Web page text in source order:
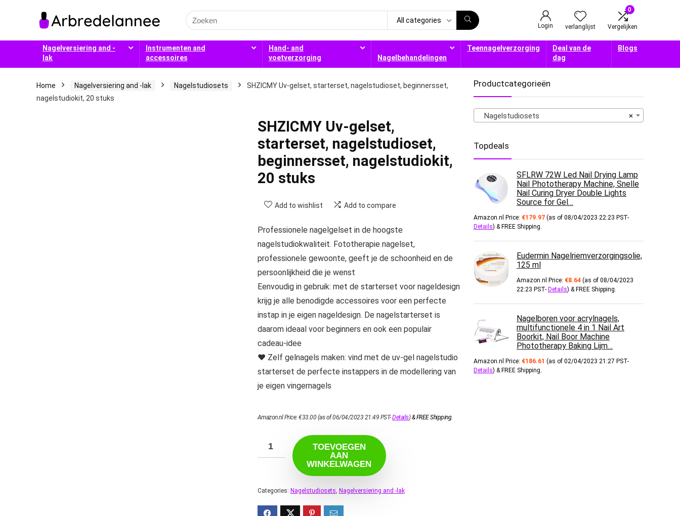
Search
for:
All categories
Login verlanglijst
0
Vergelijken
Nagelversiering and -
lak
Instrumenten and
accessoires
Hand- and
voetverzorging
Nagelbehandelingen
Teennagelverzorging
Deal van de
dag
Blogs
Home Nagelversiering and -lak Nagelstudiosets
SHZICMY Uv-gelset, starterset, nagelstudioset, beginnersset,
nagelstudiokit, 20 stuks
SHZICMY Uv-gelset,
starterset, nagelstudioset,
beginnersset, nagelstudiokit,
20 stuks
Add to wishlist Add to compare
Professionele nagelgelset in de hoogste
nagelstudiokwaliteit. Fototherapie nagelset,
professionele gewoonte, geeft je de schoonheid en de
persoonlijkheid die je wenst
Eenvoudig in gebruik: met de starterset voor nageldesign
krijg je alle benodigde accessoires voor een perfecte
instap in je eigen nageldesign. De nagelstarterset is
daarom ideaal voor beginners en ook een populair
cadeau-idee
❤️ Zelf gelnagels maken: vind met de uv-gel nagelstudio
starterset de perfecte instappers in de modellering van
je eigen vingernagels
Amazon.nl Price:€33.00(as of 06/04/2023 21:49 PST-Details)&FREE Shipping.
TOEVOEGEN
AAN
WINKELWAGEN
Categories: Nagelstudiosets, Nagelversiering and -lak
Productcategorieën
×
Nagelstudiosets
Topdeals
SFLRW 72W Led Nail Drying Lamp
Nail Phototherapy Machine, Snelle
Nail Curing Dryer Double Lights
Source for Gel…
Amazon.nl Price: €179.97 (as of 08/04/2023 22:23 PST-
Details) & FREE Shipping.
Eudermin Nagelriemverzorgingsolie,
125 ml
Amazon.nl Price: €8.64 (as of 08/04/2023
22:23 PST- Details) & FREE Shipping.
Nagelboren voor acrylnagels,
multifunctionele 4 in 1 Nail Art
Boorkit, Nail Boor Machine
Phototherapy Baking Lijm…
Amazon.nl Price: €186.61 (as of 02/04/2023 21:27 PST-
Details) & FREE Shipping.